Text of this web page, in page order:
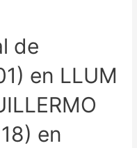
de
en LLUM
en